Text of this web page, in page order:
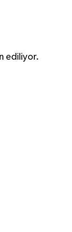
ediliyor.